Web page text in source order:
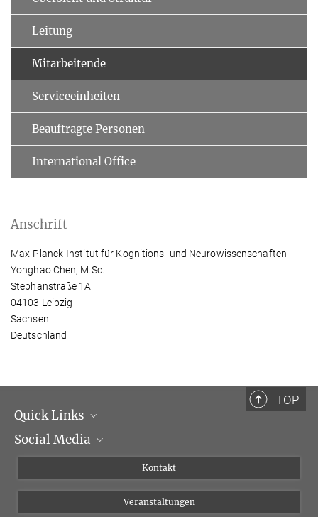
Leitung
Mitarbeitende
Serviceeinheiten
Beauftragte Personen
International Office
Anschrift
Max-Planck-Institut für Kognitions- und Neurowissenschaften
Yonghao Chen, M.Sc.
Stephanstraße 1A
04103 Leipzig
Sachsen
Deutschland
TOP
Quick Links
Institutsleitung
Social Media
YouTube
Kontakt
Veranstaltungen